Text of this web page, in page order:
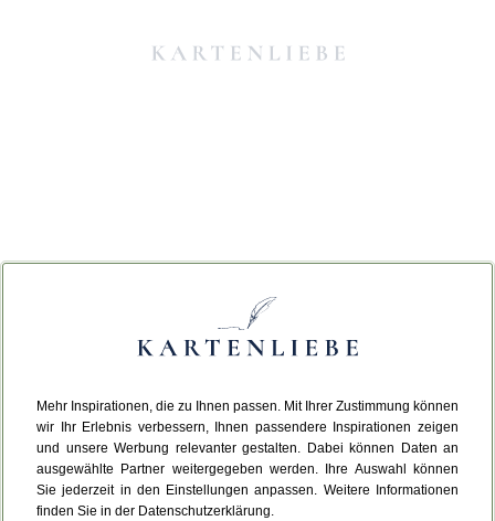
Mehr Inspirationen, die zu Ihnen passen. Mit Ihrer Zustimmung können
wir Ihr Erlebnis verbessern, Ihnen passendere Inspirationen zeigen
und unsere Werbung relevanter gestalten. Dabei können Daten an
ausgewählte Partner weitergegeben werden. Ihre Auswahl können
Sie jederzeit in den Einstellungen anpassen. Weitere Informationen
finden Sie in der Datenschutzerklärung.
Da ist etwas schiefgelaufen.
Leider ist ein technischer Fehler aufgetreten.
Bitte laden Sie die Seite neu.